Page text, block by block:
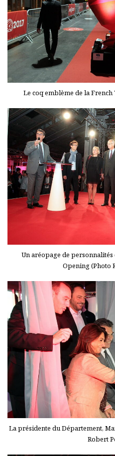
Le coq emblème de la
Un aréopage de
Opening (Photo
La présidente du Département,
Robert